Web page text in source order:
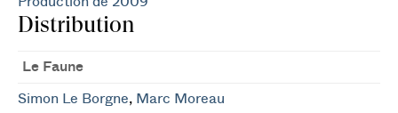
Distribution
Le Faune
Simon Le Borgne, Marc Moreau